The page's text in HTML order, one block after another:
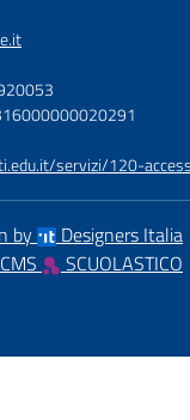
servizi/120-
by
Designers Italia
SCUOLASTICO